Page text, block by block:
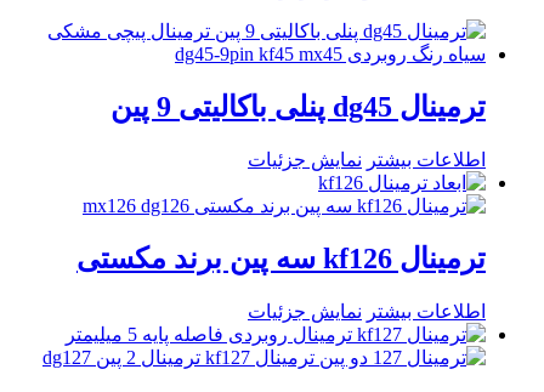
ترمینال dg45 پنلی باکالیتی 9 پین
اطلاعات بیشتر نمایش جزئیات
ترمینال kf126 سه پین برند مکستی
اطلاعات بیشتر نمایش جزئیات